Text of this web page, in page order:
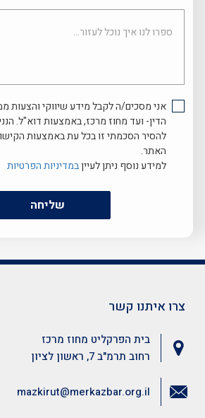
ספרו
לנו
אני מסכים/ה לקבל מידע שיווקי והצעות
הדין- ועד מחוז מרכז, באמצעות דוא"ל.
להסיר הסכמתי זו בכל עת באמצעות
האתר.
למידע נוסף ניתן לעייןבמדיניות הפרטיות
שליחה
צרו איתנו קשר
בית הפרקליט מחוז מרכז
רחוב תרמ"ב 7, ראשון לציון
mazkirut@merkazbar.org.il